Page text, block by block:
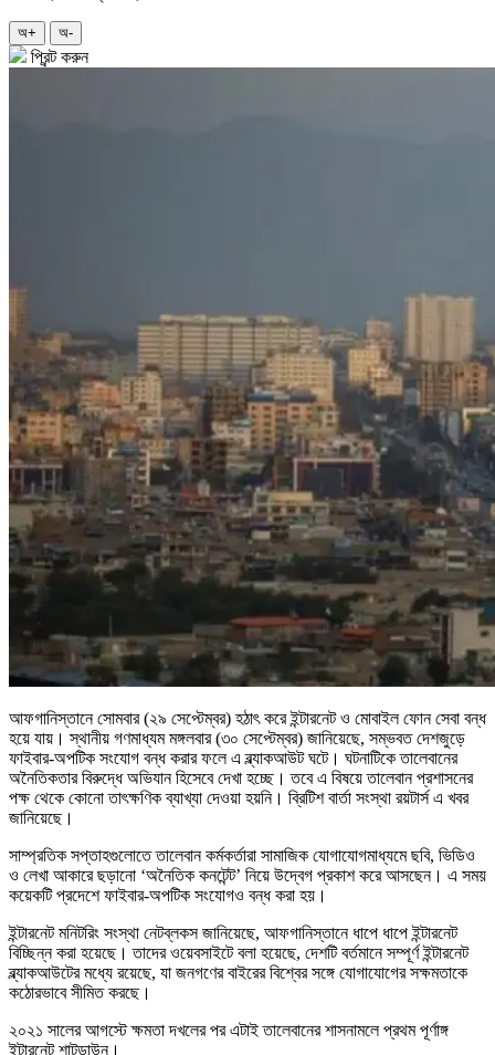
অ+ অ-
প্রিন্ট করুন
আফগানিস্তানে সোমবার (২৯ সেপ্টেম্বর) হঠাৎ করে ইন্টারনেট ও মোবাইল ফোন সেবা বন্ধ
হয়ে যায়। স্থানীয় গণমাধ্যম মঙ্গলবার (৩০ সেপ্টেম্বর) জানিয়েছে, সম্ভবত দেশজুড়ে
ফাইবার-অপটিক সংযোগ বন্ধ করার ফলে এ ব্ল্যাকআউট ঘটে। ঘটনাটিকে তালেবানের
অনৈতিকতার বিরুদ্ধে অভিযান হিসেবে দেখা হচ্ছে। তবে এ বিষয়ে তালেবান প্রশাসনের
পক্ষ থেকে কোনো তাৎক্ষণিক ব্যাখ্যা দেওয়া হয়নি। ব্রিটিশ বার্তা সংস্থা রয়টার্স এ খবর
জানিয়েছে।
সাম্প্রতিক সপ্তাহগুলোতে তালেবান কর্মকর্তারা সামাজিক যোগাযোগমাধ্যমে ছবি, ভিডিও
ও লেখা আকারে ছড়ানো ‘অনৈতিক কনটেন্ট’ নিয়ে উদ্বেগ প্রকাশ করে আসছেন। এ সময়
কয়েকটি প্রদেশে ফাইবার-অপটিক সংযোগও বন্ধ করা হয়।
ইন্টারনেট মনিটরিং সংস্থা নেটব্লকস জানিয়েছে, আফগানিস্তানে ধাপে ধাপে ইন্টারনেট
বিচ্ছিন্ন করা হয়েছে। তাদের ওয়েবসাইটে বলা হয়েছে, দেশটি বর্তমানে সম্পূর্ণ ইন্টারনেট
ব্ল্যাকআউটের মধ্যে রয়েছে, যা জনগণের বাইরের বিশ্বের সঙ্গে যোগাযোগের সক্ষমতাকে
কঠোরভাবে সীমিত করছে।
২০২১ সালের আগস্টে ক্ষমতা দখলের পর এটাই তালেবানের শাসনামলে প্রথম পূর্ণাঙ্গ
ইন্টারনেট শাটডাউন।